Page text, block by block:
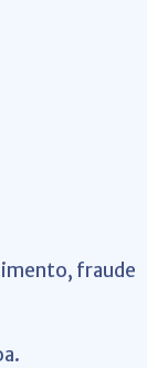
fraude